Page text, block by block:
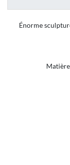
Énorme